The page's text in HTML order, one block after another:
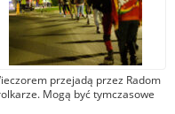
przejadą przez Radom
Mogą być tymczasowe